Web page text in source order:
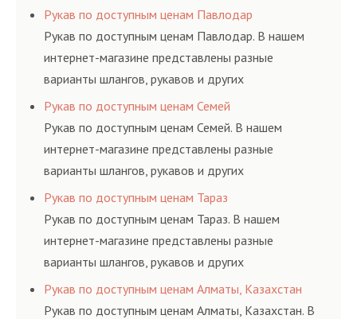
резинотехнических изделий, соответствующих
ГОСТам, техническим условиям и нормативам.
Рукав по доступным ценам Павлодар
Рукав по доступным ценам Павлодар. В нашем
интернет-магазине представлены разные
варианты шлангов, рукавов и других
резинотехнических изделий, соответствующих
ГОСТам, техническим условиям и нормативам.
Рукав по доступным ценам Семей
Рукав по доступным ценам Семей. В нашем
интернет-магазине представлены разные
варианты шлангов, рукавов и других
резинотехнических изделий, соответствующих
ГОСТам, техническим условиям и нормативам.
Рукав по доступным ценам Тараз
Рукав по доступным ценам Тараз. В нашем
интернет-магазине представлены разные
варианты шлангов, рукавов и других
резинотехнических изделий, соответствующих
ГОСТам, техническим условиям и нормативам.
Рукав по доступным ценам Алматы, Казахстан
Рукав по доступным ценам Алматы, Казахстан. В